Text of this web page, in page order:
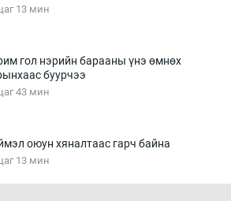
13 мин
гол нэрийн барааны үнэ өмнөх
буурчээ
43 мин
оюун хяналтаас гарч байна
13 мин